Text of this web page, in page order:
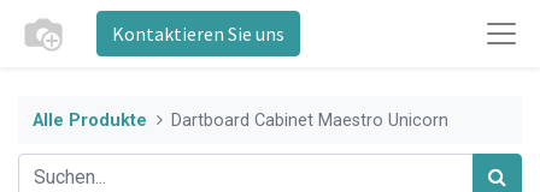
Kontaktieren Sie uns
Alle Produkte Dartboard Cabinet Maestro Unicorn